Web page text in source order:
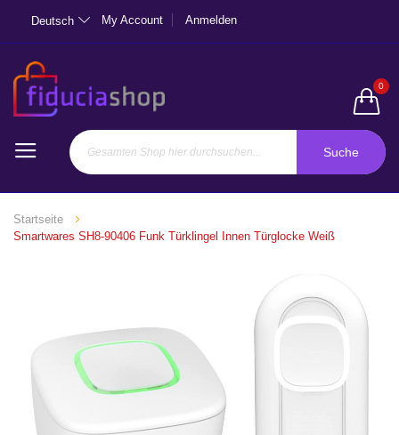
Deutsch My Account Anmelden
0
Suche
Startseite
Smartwares SH8-90406 Funk Türklingel Innen Türglocke Weiß